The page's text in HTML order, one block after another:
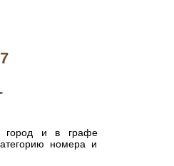
город и в графе
номера и